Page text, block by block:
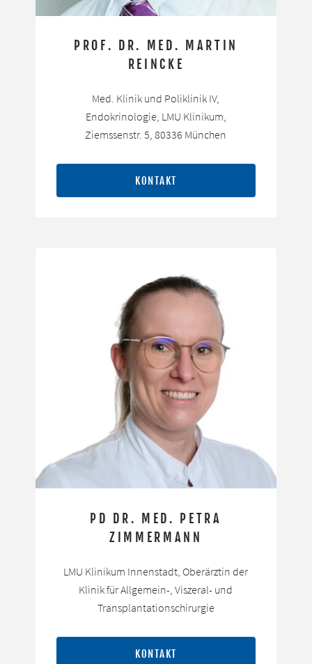
PROF. DR. MED. MARTIN
REINCKE
Med. Klinik und Poliklinik IV,
Endokrinologie, LMU Klinikum,
Ziemssenstr. 5, 80336 München
KONTAKT
PD DR. MED. PETRA
ZIMMERMANN
LMU Klinikum Innenstadt, Oberärztin der
Klinik für Allgemein-, Viszeral- und
Transplantationschirurgie
KONTAKT